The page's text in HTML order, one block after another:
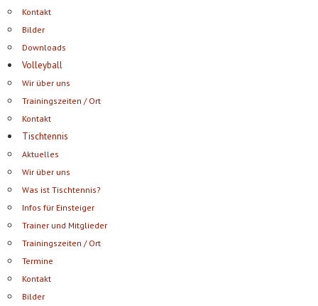
Kontakt
Bilder
Downloads
Volleyball
Wir über uns
Trainingszeiten / Ort
Kontakt
Tischtennis
Aktuelles
Wir über uns
Was ist Tischtennis?
Infos für Einsteiger
Trainer und Mitglieder
Trainingszeiten / Ort
Termine
Kontakt
Bilder